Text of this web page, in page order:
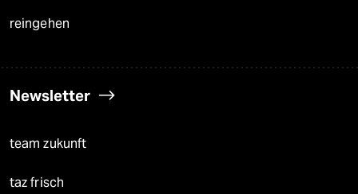
reingehen
Newsletter
team zukunft
taz frisch